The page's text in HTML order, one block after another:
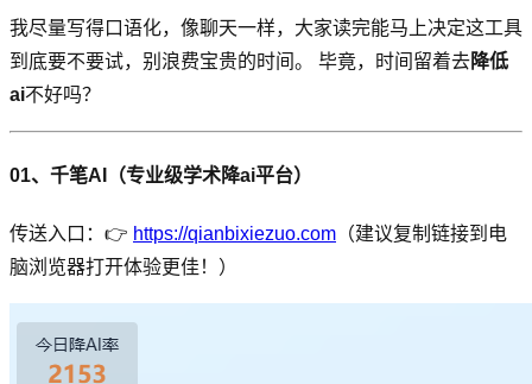
我尽量写得口语化，像聊天一样，大家读完能马上决定这工具
到底要不要试，别浪费宝贵的时间。 毕竟，时间留着去降低
ai不好吗？
01、千笔AI（专业级学术降ai平台）
传送入口：👉 https://qianbixiezuo.com （建议复制链接到电
脑浏览器打开体验更佳！）